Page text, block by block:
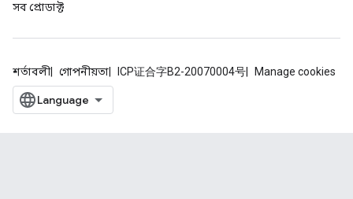
সব প্রোডাক্ট
শর্তাবলী গোপনীয়তা ICP证合字B2-20070004号 Manage cookies